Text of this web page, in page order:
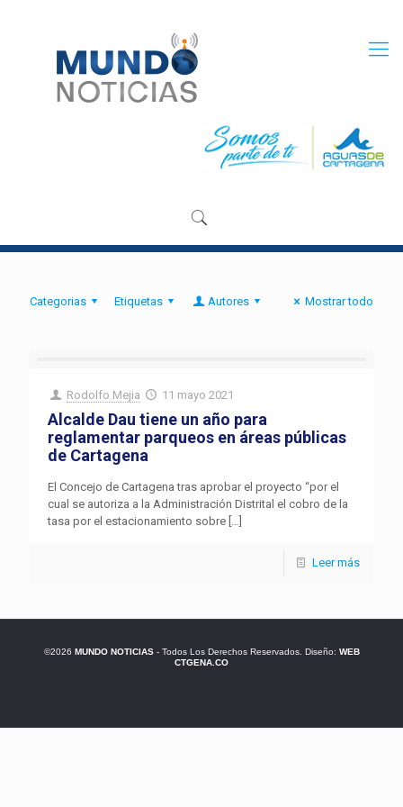
Categorias Etiquetas Autores Mostrar todo
Rodolfo Mejia 11 mayo 2021
Alcalde Dau tiene un año para
reglamentar parqueos en áreas públicas
de Cartagena
El Concejo de Cartagena tras aprobar el proyecto “por el
cual se autoriza a la Administración Distrital el cobro de la
tasa por el estacionamiento sobre […]
Leer más
©2026 MUNDO NOTICIAS- Todos Los Derechos Reservados. Diseño: WEB
CTGENA.CO